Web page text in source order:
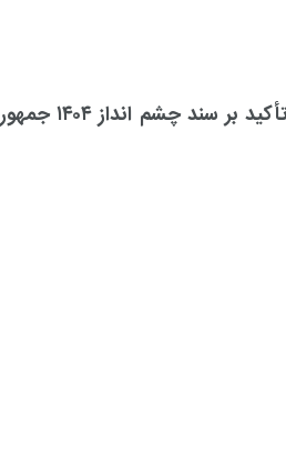
سیاست خارجی در پرتو دکترین های جدید حقوق بین الملل با تأکید